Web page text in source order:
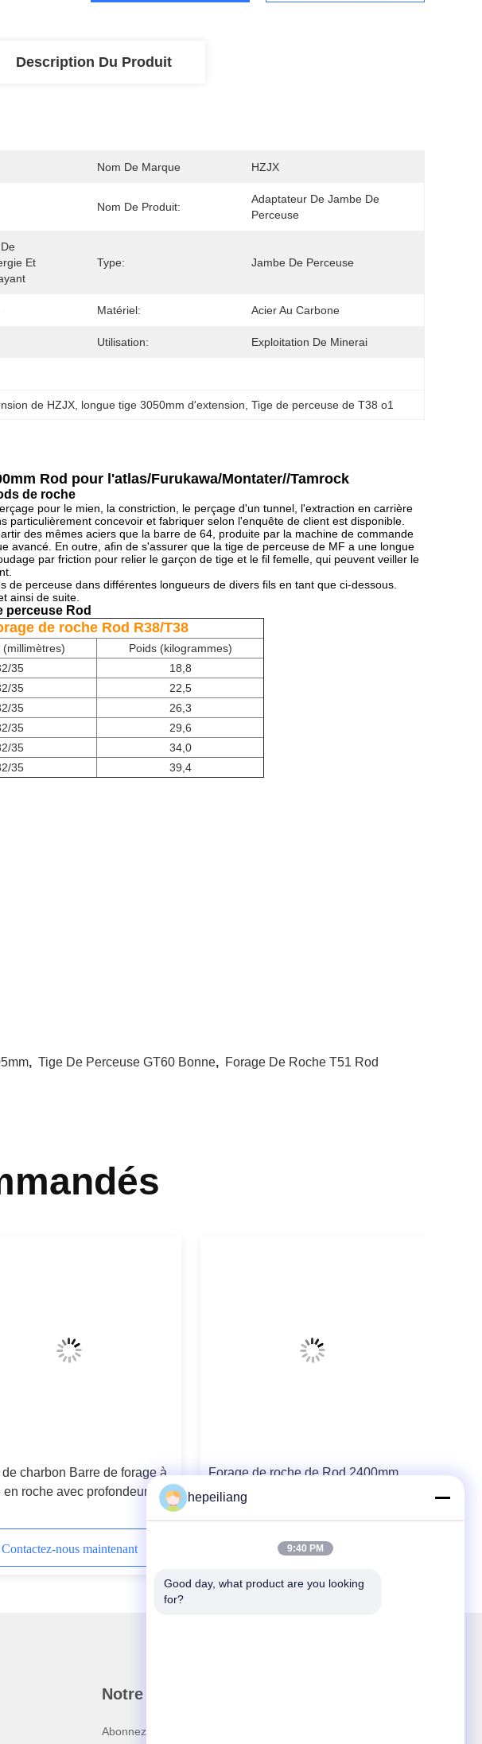
Description Du Produit
Nom De Marque HZJX
Nom De Produit:
Adaptateur De Jambe De
Perceuse
Et
Type: Jambe De Perceuse
Matériel: Acier Au Carbone
Utilisation: Exploitation De Minerai
de HZJX longue tige 3050mm d'extension , Tige de perceuse de T38 o1
Rod pour l'atlas/Furukawa/Montater//Tamrock
de roche
pour le mien, la constriction, le perçage d'un tunnel, l'extraction en carrière
particulièrement concevoir et fabriquer selon l'enquête de client est disponible.
des mêmes aciers que la barre de 64, produite par la machine de commande
avancé. En outre, afin de s'assurer que la tige de perceuse de MF a une longue
par friction pour relier le garçon de tige et le fil femelle, qui peuvent veiller le
de perceuse dans différentes longueurs de divers fils en tant que ci-dessous.
ainsi de suite.
perceuse Rod
de roche Rod R38/T38
(millimètres)
Poids (kilogrammes)
35
18,8
35
22,5
35
26,3
35
29,6
35
34,0
35 39,4
, Tige De Perceuse GT60 Bonne, Forage De Roche T51 Rod
de charbon Barre de forage à
en roche avec profondeur de
Contactez-nous maintenant
Forage de roche de Rod 2400mm
Contactez-nous maintenant
Notre newsletter
Abonnez-vous à notre newsletter pour des réductions et
hepeiliang
9:40 PM
Good day, what product are you looking
for?